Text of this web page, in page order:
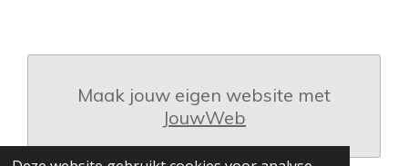
Maak jouw eigen website met
JouwWeb